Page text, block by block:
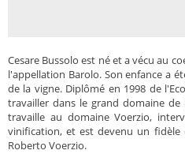
Cesare Bussolo est né et a vécu au
l'appellation Barolo. Son enfance a
de la vigne. Diplômé en 1998 de
travailler dans le grand domaine
travaille au domaine Voerzio,
vinification, et est devenu un fidèle
Roberto Voerzio.